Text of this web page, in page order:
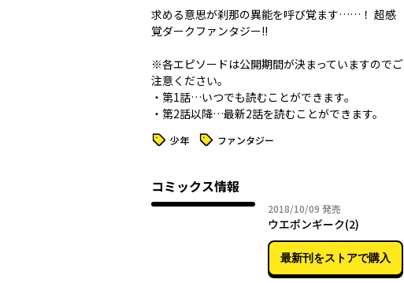
求める意思が刹那の異能を呼び覚ます……！ 超感
覚ダークファンタジー!!
※各エピソードは公開期間が決まっていますのでご
注意ください。
・第1話…いつでも読むことができます。
・第2話以降…最新2話を読むことができます。
タグ 少年 タグ ファンタジー
コミックス情報
2018/10/09 2018年10月09日
発売
ウエポンギーク(2)
最新刊をストアで購入